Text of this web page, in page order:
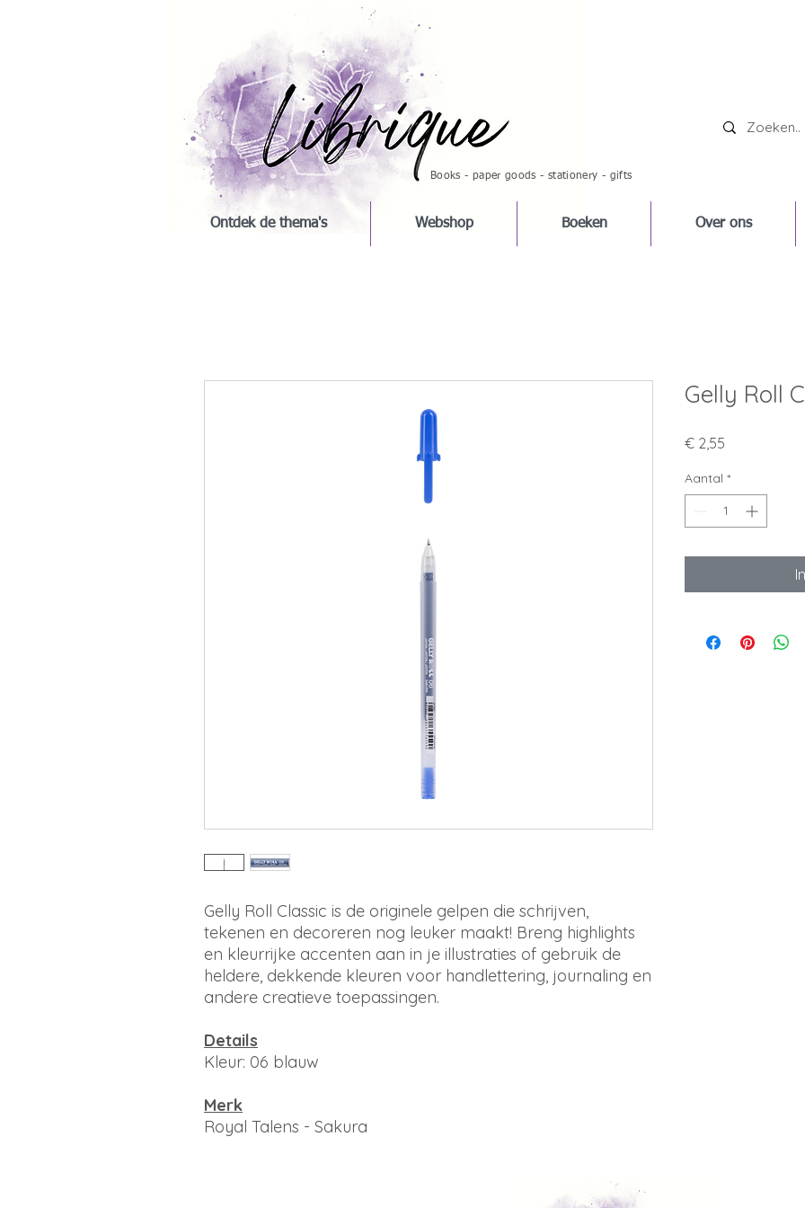
Ontdek de thema's Webshop Boeken Over ons
Books - paper goods - stationery - gifts
Gelly Roll Classic is de originele gelpen die schrijven,
tekenen en decoreren nog leuker maakt! Breng highlights
en kleurrijke accenten aan in je illustraties of gebruik de
heldere, dekkende kleuren voor handlettering, journaling en
andere creatieve toepassingen.
Details
Kleur: 06 blauw
Merk
Royal Talens - Sakura
Gelly Roll
€ 2,55
Aantal *